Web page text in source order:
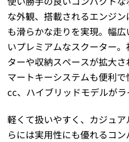
な外観、搭載されるエンジ
も滑らかな走りを実現。幅
いプレミアムなスクーター
ターや収納スペースが拡大
マートキーシステムも便利
cc、ハイブリッドモデルがラ
軽くて扱いやすく、カジュ
らには実用性にも優れるコ